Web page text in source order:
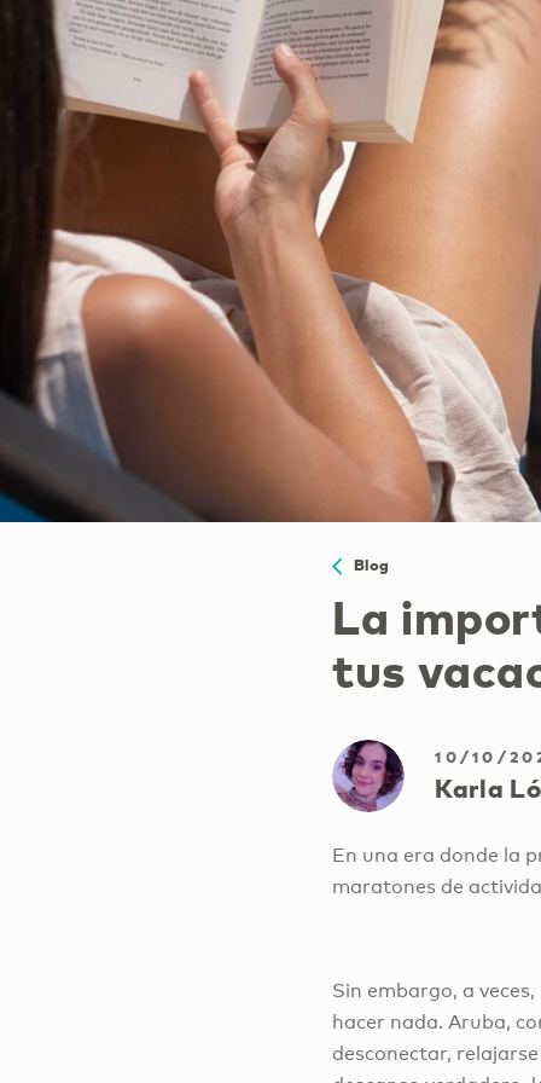
Blog
La
tus
10/10/
Karla
En una era donde la
maratones de
Sin embargo, a
hacer nada. Aruba,
desconectar,